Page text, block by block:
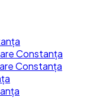
Constanța
Constanța